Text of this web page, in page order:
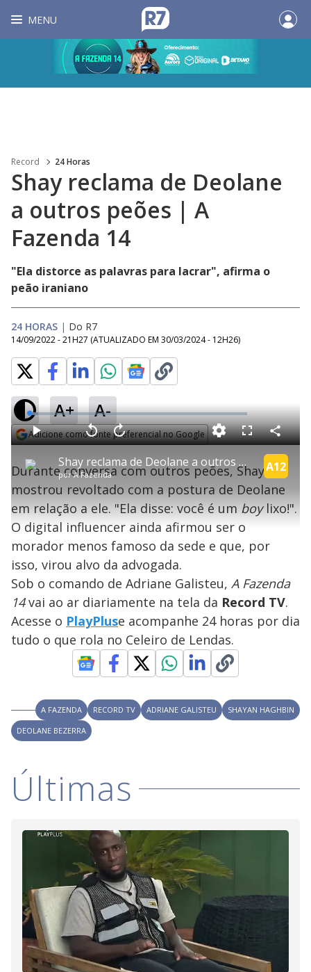
MENU
Record 24 Horas
Shay reclama de Deolane
a outros peões | A
Fazenda 14
"Ela distorce as palavras para lacrar", afirma o
peão iraniano
24 HORAS | Do R7
14/09/2022 - 21H27 (ATUALIZADO EM 30/03/2024 - 12H26)
A+ A-
Adicione como fonte preferencial no Google
P
l
a
y
V
i
d
o
Shay reclama de Deolane a outros peões | A Fazenda 14
porA Fazenda
A12
P V
t
a
r
1
0
e
g
n
d
s
A
n
a
1
s
u
n
d
o
s
M
u
d
L
o
a
d
e
4
.
0
4
%
F
s
c
e
n
C
o
m
p
a
i
l
a
Durante conversa com outros peões, Shay se
mostrou revoltado com a postura de Deolane
em relação a ele. "Ela disse: você é umboylixo!".
O digital influencer ainda afirmou ser o
morador menos famoso da sede e que, por
isso, virou alvo da advogada.
Sob o comando de Adriane Galisteu, A Fazenda
14vai ao ar diariamente na tela da Record TV.
Acesse o PlayPluse acompanhe 24 horas por dia
tudo o que rola no Celeiro de Lendas.
A FAZENDA RECORD TV ADRIANE GALISTEU
SHAYAN HAGHBIN
DEOLANE BEZERRA
Últimas